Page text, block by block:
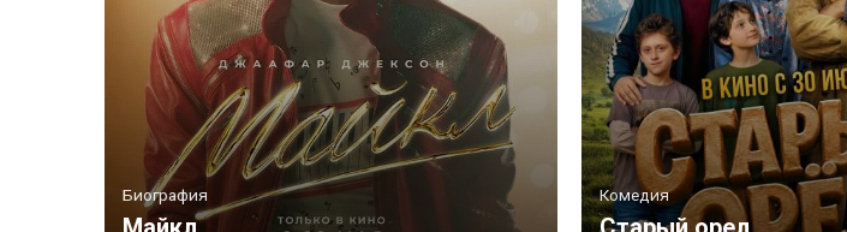
Биография Комедия